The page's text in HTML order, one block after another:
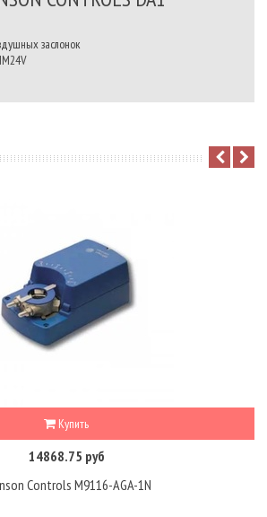
заслонок
Купить
14868.75 руб
Controls M9116-AGA-1N